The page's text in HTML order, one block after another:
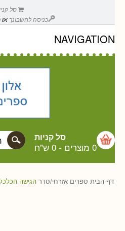
סל
כניסה לחשבונך או
NAVIGATION
סל קניות
0 מוצרים - 0 ש"ח
דף הבית ספרים אזרחי/סדר הגישה